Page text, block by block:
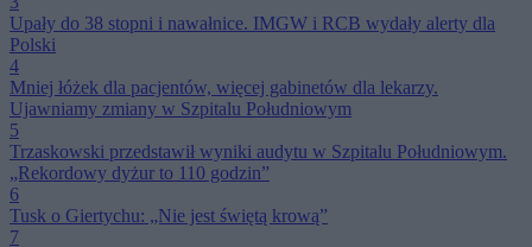
Upały do 38 stopni i nawałnice. IMGW i RCB wydały alerty dla
Polski
4
Mniej łóżek dla pacjentów, więcej gabinetów dla lekarzy.
Ujawniamy zmiany w Szpitalu Południowym
5
Trzaskowski przedstawił wyniki audytu w Szpitalu Południowym.
„Rekordowy dyżur to 110 godzin”
6
Tusk o Giertychu: „Nie jest świętą krową”
7